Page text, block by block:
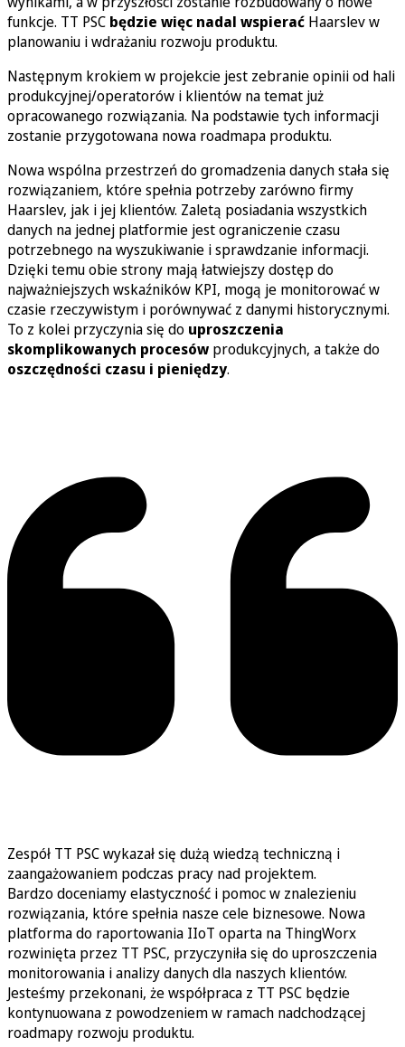
funkcje. TT PSC będzie więc nadal wspierać Haarslev w
planowaniu i wdrażaniu rozwoju produktu.
Następnym krokiem w projekcie jest zebranie opinii od hali
produkcyjnej/operatorów i klientów na temat już
opracowanego rozwiązania. Na podstawie tych informacji
zostanie przygotowana nowa roadmapa produktu.
Nowa wspólna przestrzeń do gromadzenia danych stała się
rozwiązaniem, które spełnia potrzeby zarówno firmy
Haarslev, jak i jej klientów. Zaletą posiadania wszystkich
danych na jednej platformie jest ograniczenie czasu
potrzebnego na wyszukiwanie i sprawdzanie informacji.
Dzięki temu obie strony mają łatwiejszy dostęp do
najważniejszych wskaźników KPI, mogą je monitorować w
czasie rzeczywistym i porównywać z danymi historycznymi.
To z kolei przyczynia się do uproszczenia
skomplikowanych procesów produkcyjnych, a także do
oszczędności czasu i pieniędzy.
Zespół TT PSC wykazał się dużą wiedzą techniczną i
zaangażowaniem podczas pracy nad projektem.
Bardzo doceniamy elastyczność i pomoc w znalezieniu
rozwiązania, które spełnia nasze cele biznesowe. Nowa
platforma do raportowania IIoT oparta na ThingWorx
rozwinięta przez TT PSC, przyczyniła się do uproszczenia
monitorowania i analizy danych dla naszych klientów.
Jesteśmy przekonani, że współpraca z TT PSC będzie
kontynuowana z powodzeniem w ramach nadchodzącej
roadmapy rozwoju produktu.